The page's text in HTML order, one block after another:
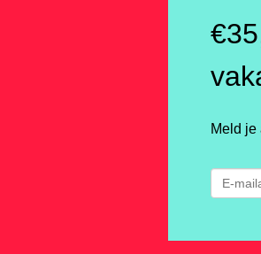
Meld je